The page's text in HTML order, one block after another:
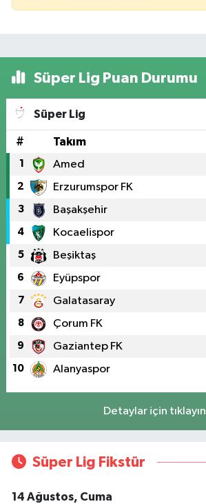
Süper Lig Puan Durumu
Süper Lig
# Takım
1 Amed
2 Erzurumspor FK
3 Başakşehir
4 Kocaelispor
5 Beşiktaş
6 Eyüpspor
7 Galatasaray
8 Çorum FK
9 Gaziantep FK
10 Alanyaspor
Detaylar için tıklayın
Süper Lig Fikstür
14 Ağustos, Cuma